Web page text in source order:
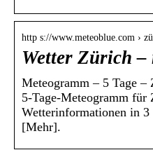
http s://www.meteoblue.com ›
Wetter Zürich –
Meteogramm – 5 Tage –
5-Tage-Meteogramm für
Wetterinformationen in
[Mehr].